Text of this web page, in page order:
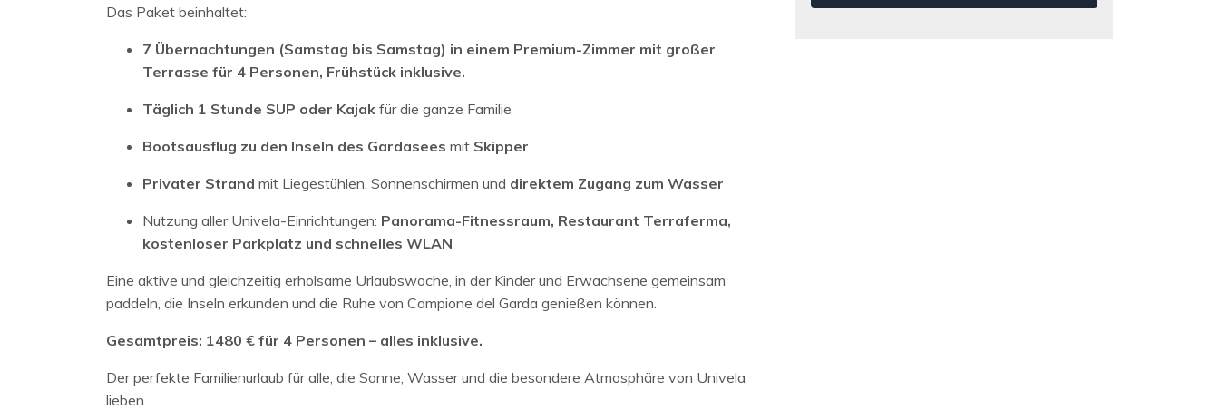
Das Paket beinhaltet:
7 Übernachtungen (Samstag bis Samstag) in einem Premium-Zimmer mit großer
Terrasse für 4 Personen, Frühstück inklusive.
Täglich 1 Stunde SUP oder Kajak für die ganze Familie
Bootsausflug zu den Inseln des Gardasees mit Skipper
Privater Strand mit Liegestühlen, Sonnenschirmen und direktem Zugang zum Wasser
Nutzung aller Univela-Einrichtungen: Panorama-Fitnessraum, Restaurant Terraferma,
kostenloser Parkplatz und schnelles WLAN
Eine aktive und gleichzeitig erholsame Urlaubswoche, in der Kinder und Erwachsene gemeinsam
paddeln, die Inseln erkunden und die Ruhe von Campione del Garda genießen können.
Gesamtpreis: 1480 € für 4 Personen – alles inklusive.
Der perfekte Familienurlaub für alle, die Sonne, Wasser und die besondere Atmosphäre von Univela
lieben.